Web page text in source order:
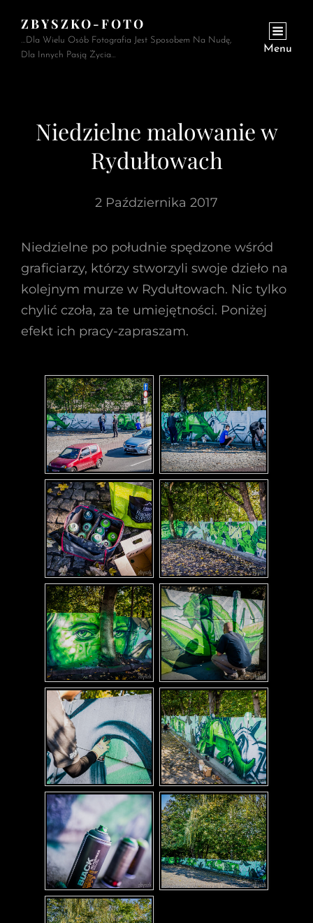
ZBYSZKO-FOTO
…Dla Wielu Osób Fotografia Jest Sposobem Na Nudę,
Dla Innych Pasją Życia…
Menu
Niedzielne malowanie w
Rydułtowach
2 Października 2017
Niedzielne po południe spędzone wśród
graficiarzy, którzy stworzyli swoje dzieło na
kolejnym murze w Rydułtowach. Nic tylko
chylić czoła, za te umiejętności. Poniżej
efekt ich pracy-zapraszam.